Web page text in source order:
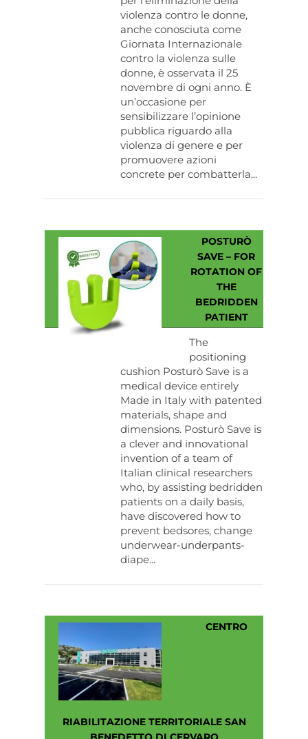
violenza contro le donne,
anche conosciuta come
Giornata Internazionale
contro la violenza sulle
donne, è osservata il 25
novembre di ogni anno. È
un’occasione per
sensibilizzare l’opinione
pubblica riguardo alla
violenza di genere e per
promuovere azioni
concrete per combatterla...
POSTURÒ
SAVE – FOR
ROTATION OF
THE
BEDRIDDEN
PATIENT
The
positioning
cushion Posturò Save is a
medical device entirely
Made in Italy with patented
materials, shape and
dimensions. Posturò Save is
a clever and innovational
invention of a team of
Italian clinical researchers
who, by assisting bedridden
patients on a daily basis,
have discovered how to
prevent bedsores, change
underwear-underpants-
diape...
CENTRO
RIABILITAZIONE TERRITORIALE SAN